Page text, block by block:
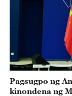
Pagsugpo ng
kinondena ng